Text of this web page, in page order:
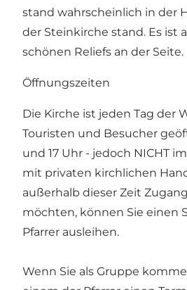
stand wahrscheinlich in der
der Steinkirche stand. Es ist
schönen Reliefs an der Seite.
Öffnungszeiten
Die Kirche ist jeden Tag der
Touristen und Besucher
und 17 Uhr - jedoch NICHT
mit privaten kirchlichen
außerhalb dieser Zeit
möchten, können Sie einen
Pfarrer ausleihen.
Wenn Sie als Gruppe